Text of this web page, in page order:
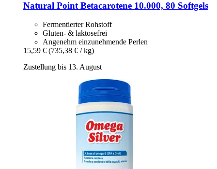
Natural Point Betacarotene 10.000, 80 Softgels
Fermentierter Rohstoff
Gluten- & laktosefrei
Angenehm einzunehmende Perlen
15,59 € (735,38 € / kg)
Zustellung bis 13. August